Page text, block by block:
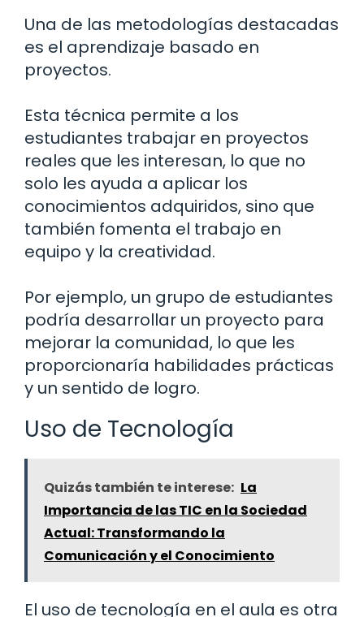
Una de las metodologías destacadas
es el aprendizaje basado en
proyectos.
Esta técnica permite a los
estudiantes trabajar en proyectos
reales que les interesan, lo que no
solo les ayuda a aplicar los
conocimientos adquiridos, sino que
también fomenta el trabajo en
equipo y la creatividad.
Por ejemplo, un grupo de estudiantes
podría desarrollar un proyecto para
mejorar la comunidad, lo que les
proporcionaría habilidades prácticas
y un sentido de logro.
Uso de Tecnología
Quizás también te interese: La
Importancia de las TIC en la Sociedad
Actual: Transformando la
Comunicación y el Conocimiento
El uso de tecnología en el aula es otra